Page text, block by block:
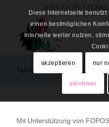
Mit Unterstützung von
Diese Internetseite
einen bestmöglichen
Interseite weiter nutzen,
akzeptieren nur
ablehnen